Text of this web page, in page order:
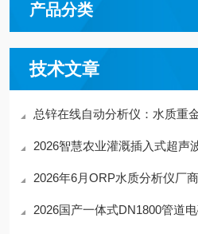
产品分类
技术文章
总锌在线自动分析仪：水质重
2026智慧农业灌溉插入式超声波流量
2026年6月ORP水质分析仪厂
2026国产一体式DN1800管道电磁